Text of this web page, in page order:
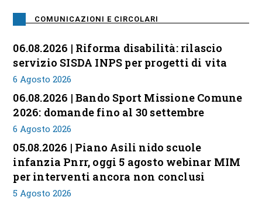
COMUNICAZIONI E CIRCOLARI
06.08.2026 | Riforma disabilità: rilascio
servizio SISDA INPS per progetti di vita
6 Agosto 2026
06.08.2026 | Bando Sport Missione Comune
2026: domande fino al 30 settembre
6 Agosto 2026
05.08.2026 | Piano Asili nido scuole
infanzia Pnrr, oggi 5 agosto webinar MIM
per interventi ancora non conclusi
5 Agosto 2026